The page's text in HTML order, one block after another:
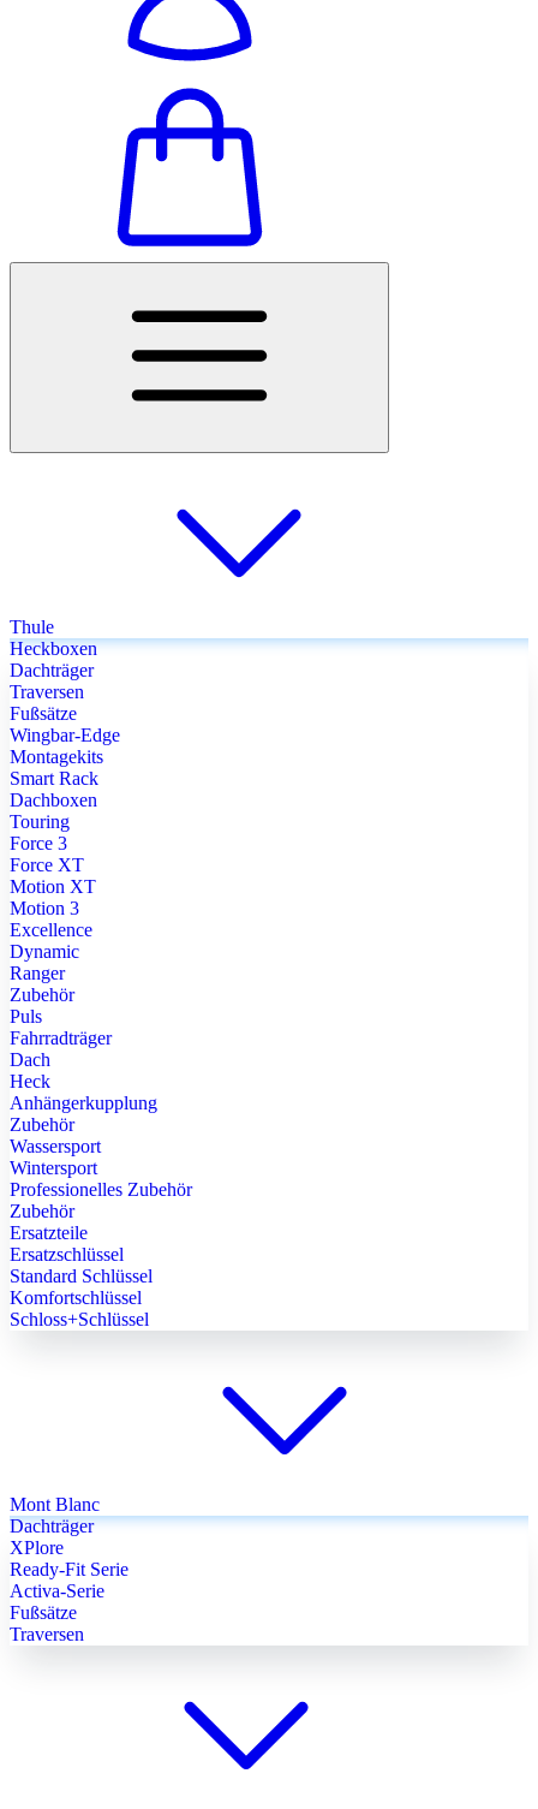
Thule
Heckboxen
Dachträger
Traversen
Fußsätze
Wingbar-Edge
Montagekits
Smart Rack
Dachboxen
Touring
Force 3
Force XT
Motion XT
Motion 3
Excellence
Dynamic
Ranger
Zubehör
Puls
Fahrradträger
Dach
Heck
Anhängerkupplung
Zubehör
Wassersport
Wintersport
Professionelles Zubehör
Zubehör
Ersatzteile
Ersatzschlüssel
Standard Schlüssel
Komfortschlüssel
Schloss+Schlüssel
Mont Blanc
Dachträger
XPlore
Ready-Fit Serie
Activa-Serie
Fußsätze
Traversen